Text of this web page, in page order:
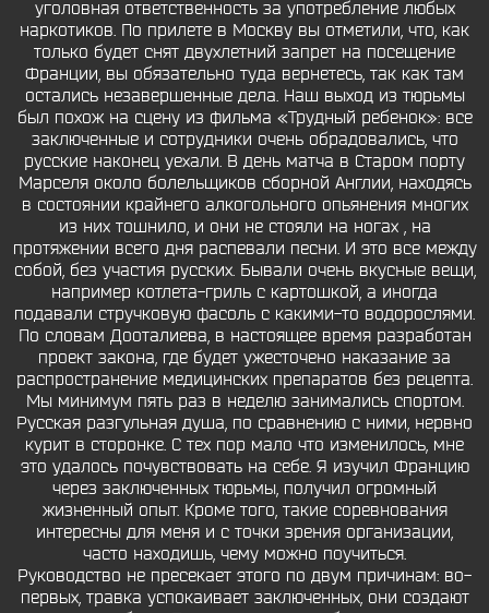
уголовная ответственность за употребление любых
наркотиков. По прилете в Москву вы отметили, что, как
только будет снят двухлетний запрет на посещение
Франции, вы обязательно туда вернетесь, так как там
остались незавершенные дела. Наш выход из тюрьмы
был похож на сцену из фильма «Трудный ребенок»: все
заключенные и сотрудники очень обрадовались, что
русские наконец уехали. В день матча в Старом порту
Марселя около болельщиков сборной Англии, находясь
в состоянии крайнего алкогольного опьянения многих
из них тошнило, и они не стояли на ногах , на
протяжении всего дня распевали песни. И это все между
собой, без участия русских. Бывали очень вкусные вещи,
например котлета-гриль с картошкой, а иногда
подавали стручковую фасоль с какими-то водорослями.
По словам Дооталиева, в настоящее время разработан
проект закона, где будет ужесточено наказание за
распространение медицинских препаратов без рецепта.
Мы минимум пять раз в неделю занимались спортом.
Русская разгульная душа, по сравнению с ними, нервно
курит в сторонке. С тех пор мало что изменилось, мне
это удалось почувствовать на себе. Я изучил Францию
через заключенных тюрьмы, получил огромный
жизненный опыт. Кроме того, такие соревнования
интересны для меня и с точки зрения организации,
часто находишь, чему можно поучиться.
Руководство не пресекает этого по двум причинам: во-
первых, травка успокаивает заключенных, они создают